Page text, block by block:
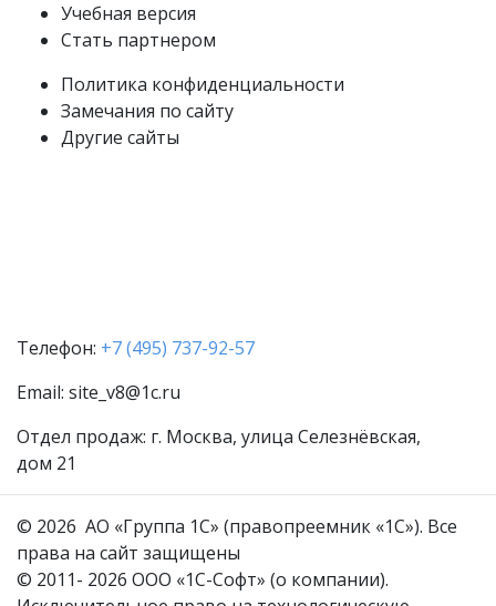
Учебная версия
Стать партнером
Политика конфиденциальности
Замечания по сайту
Другие сайты
Телефон: +7 (495) 737-92-57
Email: site_v8@1c.ru
Отдел продаж: г. Москва, улица Селезнёвская,
дом 21
© 2026 АО «Группа 1С» (правопреемник «1С»). Все
права на сайт защищены
© 2011- 2026 ООО «1С-Софт» (о компании).